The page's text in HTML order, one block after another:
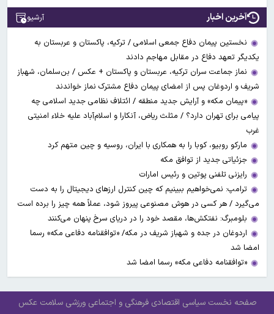
آخرین اخبار آرشیو
نخستین پیمان دفاع جمعی اسلامی / ترکیه، پاکستان و عربستان به
یکدیگر تعهد دفاع در مقابل مهاجم دادند
نماز جماعت سران ترکیه، عربستان و پاکستان + عکس / بن‌سلمان، شهباز
شریف و اردوغان پس از امضای پیمان دفاع مشترک نماز خواندند
«پیمان مکه» و آرایش جدید منطقه / ائتلاف نظامی جدید اسلامی چه
پیامی برای تهران دارد؟ / مثلث ریاض، آنکارا و اسلام‌آباد علیه خلاء امنیتی
غرب
مارکو روبیو، کوبا را به همکاری با ایران، روسیه و چین متهم کرد
جزئیاتی جدید از توافق مکه
رایزنی تلفنی پوتین و رئیس امارات
ترامپ: نمی‌خواهیم ببینیم که چین کنترل ارز‌های دیجیتال را به دست
می‌گیرد / هر کسی در هوش مصنوعی پیروز شود، عملاً همه چیز را برده است
بلومبرگ: نفتکش‌ها، مقصد خود را در دریای سرخ پنهان می‌کنند
اردوغان در جده و شهباز شریف در مکه/ «توافقنامه دفاعی مکه» رسما
امضا شد
«توافقنامه دفاعی مکه» رسما امضا شد
صفحه نخست سیاسی اقتصادی فرهنگی و اجتماعی ورزشی سلامت عکس